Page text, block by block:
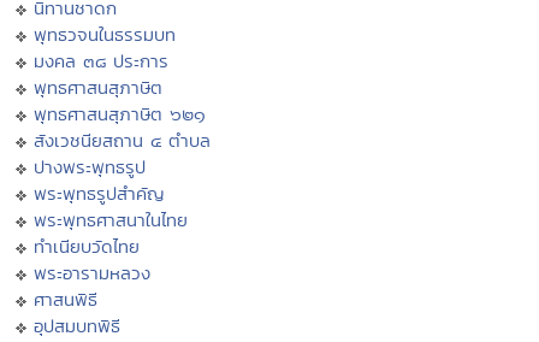
นิทานชาดก
พุทธวจนในธรรมบท
มงคล ๓๘ ประการ
พุทธศาสนสุภาษิต
พุทธศาสนสุภาษิต ๖๒๑
สังเวชนียสถาน ๔ ตำบล
ปางพระพุทธรูป
พระพุทธรูปสำคัญ
พระพุทธศาสนาในไทย
ทำเนียบวัดไทย
พระอารามหลวง
ศาสนพิธี
อุปสมบทพิธี